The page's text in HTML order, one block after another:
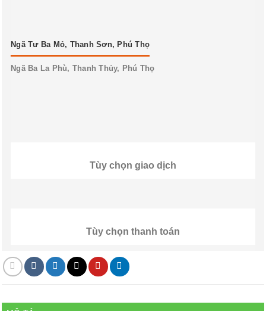
Ngã Tư Ba Mỏ, Thanh Sơn, Phú Thọ
Ngã Ba La Phù, Thanh Thủy, Phú Thọ
Tùy chọn giao dịch
Tùy chọn thanh toán